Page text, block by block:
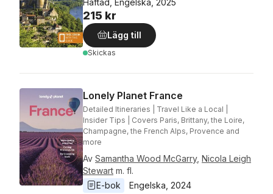
Häftad, Engelska, 2025
215 kr
Lägg till
Skickas
Lonely Planet France
Detailed Itineraries | Travel Like a Local |
Insider Tips | Covers Paris, Brittany, the Loire,
Champagne, the French Alps, Provence and
more
Av Samantha Wood McGarry, Nicola Leigh
Stewart m. fl.
E-bok
Engelska 2024